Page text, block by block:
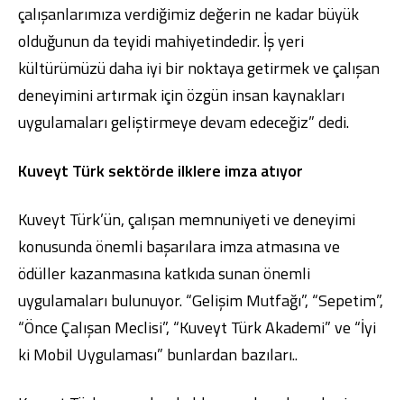
çalışanlarımıza verdiğimiz değerin ne kadar büyük
olduğunun da teyidi mahiyetindedir. İş yeri
kültürümüzü daha iyi bir noktaya getirmek ve çalışan
deneyimini artırmak için özgün insan kaynakları
uygulamaları geliştirmeye devam edeceğiz” dedi.
Kuveyt Türk sektörde ilklere imza atıyor
Kuveyt Türk’ün, çalışan memnuniyeti ve deneyimi
konusunda önemli başarılara imza atmasına ve
ödüller kazanmasına katkıda sunan önemli
uygulamaları bulunuyor. “Gelişim Mutfağı”, “Sepetim”,
“Önce Çalışan Meclisi”, “Kuveyt Türk Akademi” ve “İyi
ki Mobil Uygulaması” bunlardan bazıları..